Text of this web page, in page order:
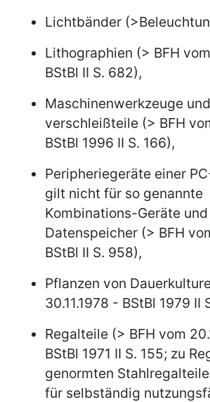
Lichtbänder
Lithographien (> BFH
BStBl II S. 682),
Maschinenwerkzeuge
verschleißteile (> BFH
BStBl 1996 II S. 166),
Peripheriegeräte einer
gilt nicht für so genannte
Kombinations-Geräte
Datenspeicher (> BFH
BStBl II S. 958),
Pflanzen von
30.11.1978 - BStBl 1979 II
Regalteile (> BFH vom
BStBl 1971 II S. 155; zu
genormten
für selbständig